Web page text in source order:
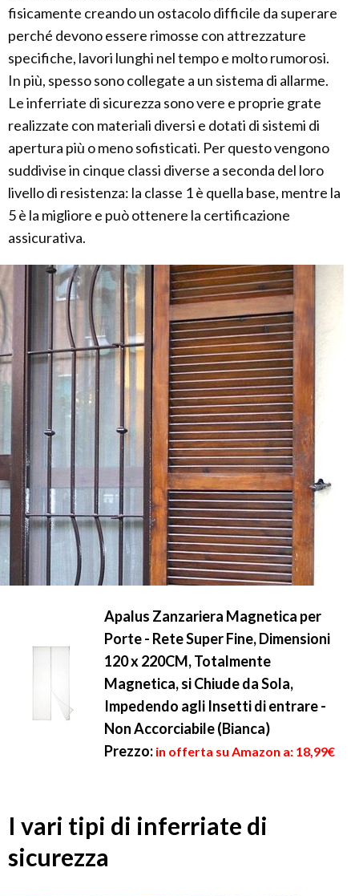
fisicamente creando un ostacolo difficile da superare
perché devono essere rimosse con attrezzature
specifiche, lavori lunghi nel tempo e molto rumorosi.
In più, spesso sono collegate a un sistema di allarme.
Le inferriate di sicurezza sono vere e proprie grate
realizzate con materiali diversi e dotati di sistemi di
apertura più o meno sofisticati. Per questo vengono
suddivise in cinque classi diverse a seconda del loro
livello di resistenza: la classe 1 è quella base, mentre la
5 è la migliore e può ottenere la certificazione
assicurativa.
Apalus Zanzariera Magnetica per
Porte - Rete Super Fine, Dimensioni
120 x 220CM, Totalmente
Magnetica, si Chiude da Sola,
Impedendo agli Insetti di entrare -
Non Accorciabile (Bianca)
Prezzo: in offerta su Amazon a: 18,99€
I vari tipi di inferriate di
sicurezza